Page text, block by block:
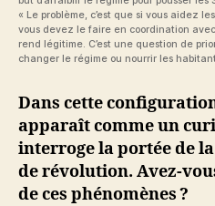
« Le problème, c’est que si vous aidez
vous devez le faire en coordination
rend légitime. C’est une question de
changer le régime ou nourrir les
Dans cette
apparaît comme un
interroge la portée de
de révolution. Avez-
de ces phénomènes ?